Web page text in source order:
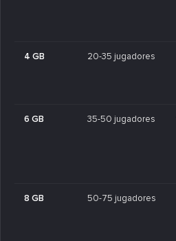
4 GB 20-35 jugadores
6 GB 35-50 jugadores
8 GB 50-75 jugadores